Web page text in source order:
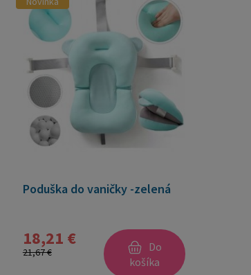
Poduška do vaničky -zelená
18,21 €
21,67 €
Do
košíka